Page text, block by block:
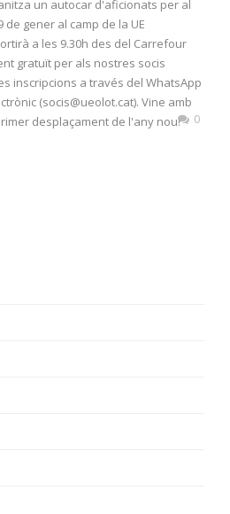
un autocar d'aficionats per al
gener al camp de la UE
a les 9.30h des del Carrefour
gratuït per als nostres socis
inscripcions a través del WhatsApp
(socis@ueolot.cat). Vine amb
desplaçament de l'any nou!
0